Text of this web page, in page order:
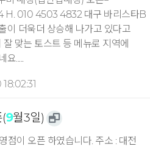
H. 010 4503 4832 대구 바리스타B
이 더욱더 상승해 나가고 있다고
맞는 토스트 등 메뉴로 지역에
요.....
9월3일)
점이 오픈 하였습니다. 주소 : 대전